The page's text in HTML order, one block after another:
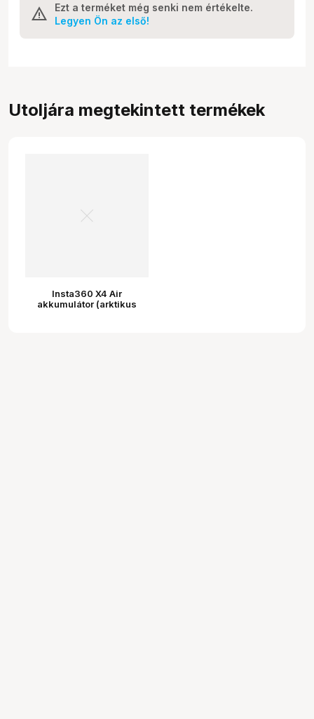
Ezt a terméket még senki nem értékelte.
Legyen Ön az első!
Utoljára megtekintett termékek
Insta360 X4 Air
akkumulátor (arktikus